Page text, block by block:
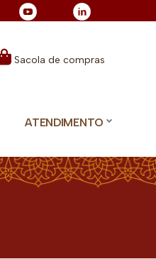
Sacola de compras
ATENDIMENTO